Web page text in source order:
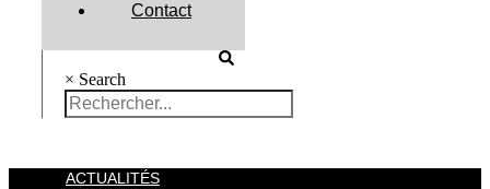
Contact
× Search
ACTUALITÉS